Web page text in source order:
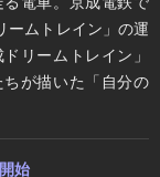
ームトレイン」の運
リームトレイン」
が描いた「自分の
始